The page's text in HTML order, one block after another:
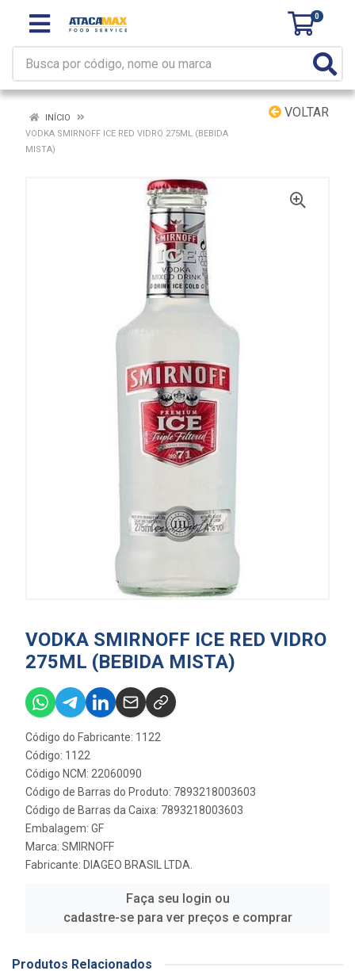
0
VOLTAR
INÍCIO
VODKA SMIRNOFF ICE RED VIDRO 275ML (BEBIDA
MISTA)
VODKA SMIRNOFF ICE RED VIDRO
275ML (BEBIDA MISTA)
Código do Fabricante: 1122
Código: 1122
Código NCM: 22060090
Código de Barras do Produto: 7893218003603
Código de Barras da Caixa: 7893218003603
Embalagem: GF
Marca: SMIRNOFF
Fabricante: DIAGEO BRASIL LTDA.
Faça seu login ou
cadastre-se para ver preços e comprar
Produtos Relacionados